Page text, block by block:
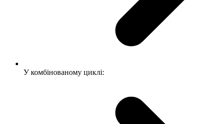
У комбінованому циклі: